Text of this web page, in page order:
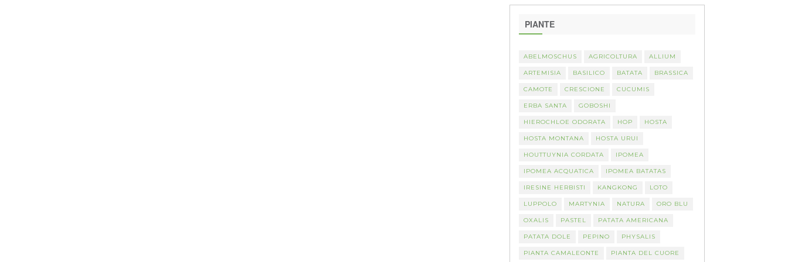
PIANTE
ABELMOSCHUS AGRICOLTURA ALLIUM
ARTEMISIA BASILICO BATATA BRASSICA
CAMOTE CRESCIONE CUCUMIS
ERBA SANTA GOBOSHI
HIEROCHLOE ODORATA HOP HOSTA
HOSTA MONTANA HOSTA URUI
HOUTTUYNIA CORDATA IPOMEA
IPOMEA ACQUATICA IPOMEA BATATAS
IRESINE HERBISTI KANGKONG LOTO
LUPPOLO MARTYNIA NATURA ORO BLU
OXALIS PASTEL PATATA AMERICANA
PATATA DOLE PEPINO PHYSALIS
PIANTA CAMALEONTE PIANTA DEL CUORE